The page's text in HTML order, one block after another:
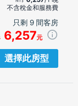
不含稅金和服務費
只剩 9 間客房
6,257元
選擇此房型